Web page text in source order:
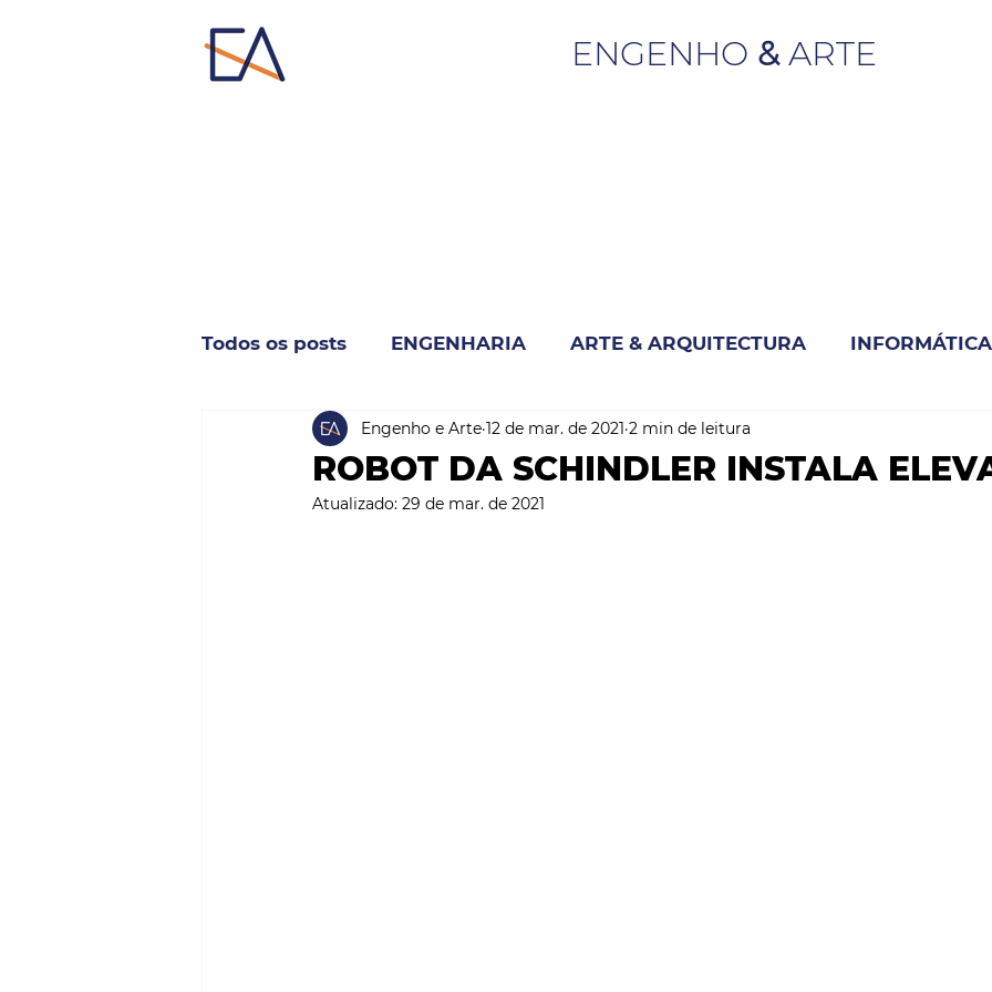
ENGENHO &ARTE
Todos os posts ENGENHARIA ARTE & ARQUITECTURA
INDUSTRIA & NEGÓCIO INOVAÇÃO & SUSTENTABILIDADE
ROBOT DA SCHINDLER INSTALA
Engenho e Arte 12 de mar. de 2021 2 min de leitura
Atualizado: 29 de mar. de 2021